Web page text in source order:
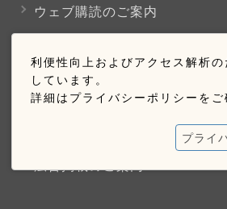
利便性向上およびアクセス解析
しています。
詳細はプライバシーポリシーをご
プライ
ウェブ購読のご案内
お問い合わせ
採用情報